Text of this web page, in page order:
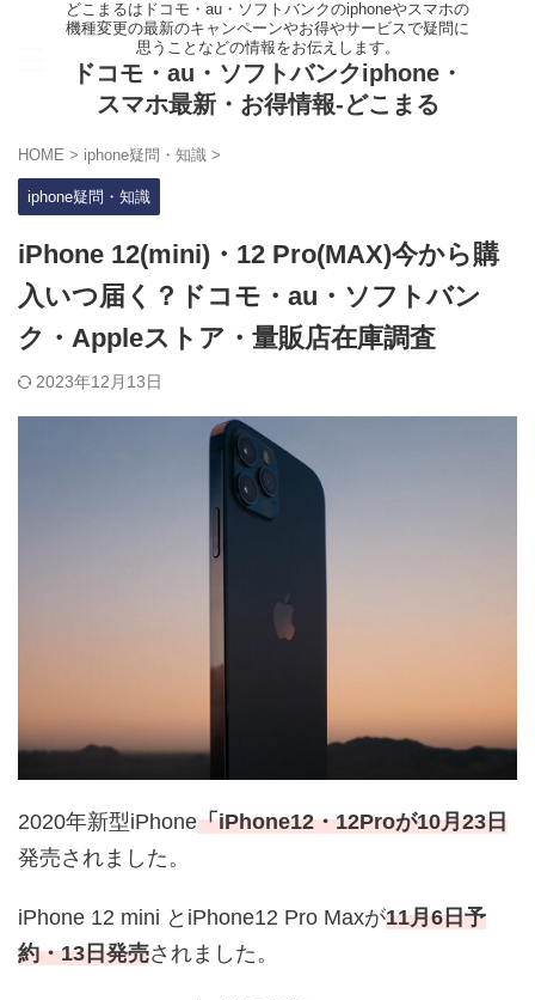
どこまるはドコモ・au・ソフトバンクのiphoneやスマホの
機種変更の最新のキャンペーンやお得やサービスで疑問に
思うことなどの情報をお伝えします。
ドコモ・au・ソフトバンクiphone・
スマホ最新・お得情報-どこまる
HOME > iphone疑問・知識 >
iphone疑問・知識
iPhone 12(mini)・12 Pro(MAX)今から購
入いつ届く？ドコモ・au・ソフトバン
ク・Appleストア・量販店在庫調査
2023年12月13日
2020年新型iPhone「iPhone12・12Proが10月23日
発売されました。
iPhone 12 mini とiPhone12 Pro Maxが11月6日予
約・13日発売されました。